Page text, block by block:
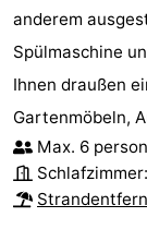
-
Schwimmbader
-
Radfahren
-
Wandern
-
Reiten
-
anderem
Spülmaschine
Ihnen draußen
Gartenmöbeln,
Max. 6